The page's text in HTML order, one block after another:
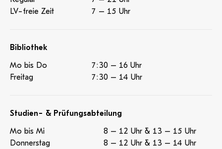
LV-freie Zeit
7 – 15 Uhr
Bibliothek
Mo bis Do
7:30 – 16 Uhr
Freitag
7:30 – 14 Uhr
Studien- & Prüfungsabteilung
Mo bis Mi
8 – 12 Uhr & 13 – 15 Uhr
Donnerstag
8 – 12 Uhr & 13 – 14 Uhr